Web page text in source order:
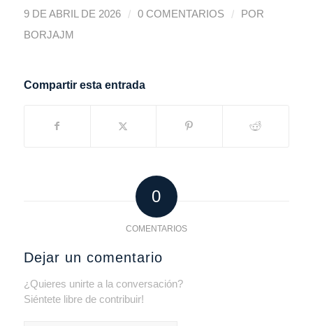
9 DE ABRIL DE 2026 / 0 COMENTARIOS /
POR
BORJAJM
Compartir esta entrada
0
COMENTARIOS
Dejar un comentario
¿Quieres unirte a la conversación?
Siéntete libre de contribuir!